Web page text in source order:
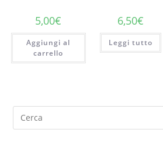
5,00€
Aggiungi al
carrello
6,50€
Leggi tutto